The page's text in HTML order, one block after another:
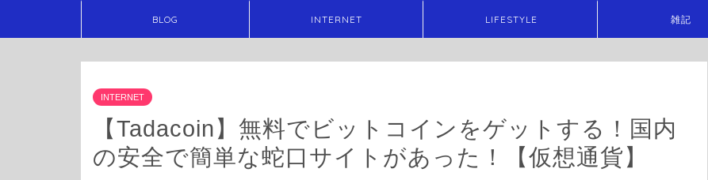
BLOG INTERNET LIFESTYLE 雑記
INTERNET
【Tadacoin】無料でビットコインをゲットする！国内
の安全で簡単な蛇口サイトがあった！【仮想通貨】